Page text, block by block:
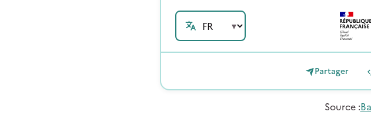
Partager
Source: